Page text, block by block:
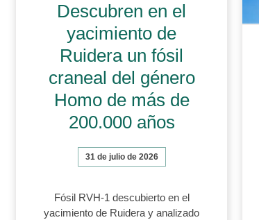
Descubren en el
yacimiento de
Ruidera un fósil
craneal del género
Homo de más de
200.000 años
31 de julio de 2026
Fósil RVH-1 descubierto en el
yacimiento de Ruidera y analizado